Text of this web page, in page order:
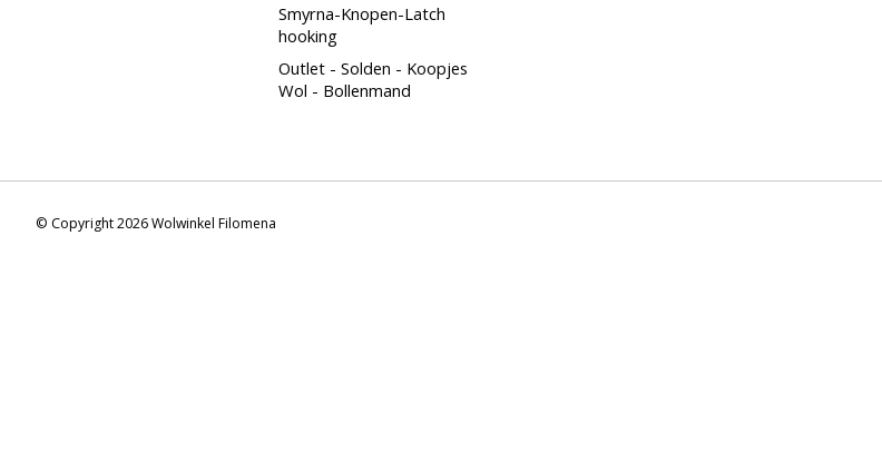
Smyrna-Knopen-Latch
hooking
Outlet - Solden - Koopjes
Wol - Bollenmand
© Copyright 2026 Wolwinkel Filomena